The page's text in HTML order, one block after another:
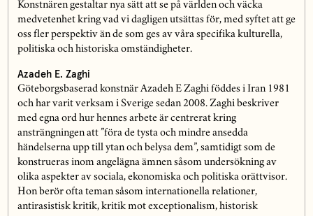
Konstnären gestaltar nya sätt att se på världen och väcka
medvetenhet kring vad vi dagligen utsättas för, med syftet att ge
oss fler perspektiv än de som ges av våra specifika kulturella,
politiska och historiska omständigheter.
Azadeh E. Zaghi
Göteborgsbaserad konstnär Azadeh E Zaghi föddes i Iran 1981
och har varit verksam i Sverige sedan 2008. Zaghi beskriver
med egna ord hur hennes arbete är centrerat kring
ansträngningen att ”föra de tysta och mindre ansedda
händelserna upp till ytan och belysa dem”, samtidigt som de
konstrueras inom angelägna ämnen såsom undersökning av
olika aspekter av sociala, ekonomiska och politiska orättvisor.
Hon berör ofta teman såsom internationella relationer,
antirasistisk kritik, kritik mot exceptionalism, historisk